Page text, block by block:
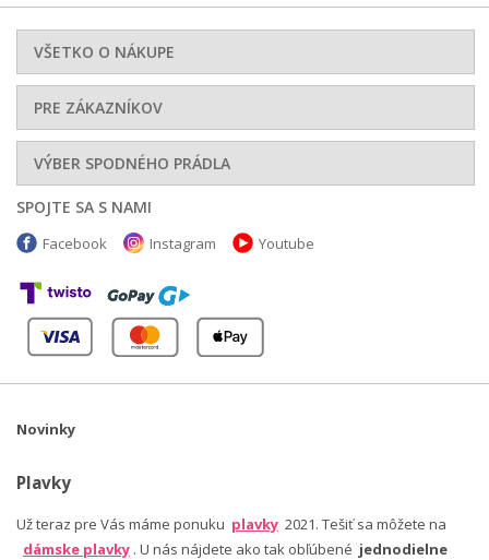
VŠETKO O NÁKUPE
PRE ZÁKAZNÍKOV
VÝBER SPODNÉHO PRÁDLA
SPOJTE SA S NAMI
Facebook Instagram Youtube
Novinky
Plavky
Už teraz pre Vás máme ponuku plavky 2021. Tešiť sa môžete na
dámske plavky . U nás nájdete ako tak obľúbené jednodielne